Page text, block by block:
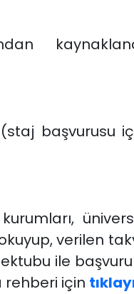
başvurusu
verilen
ile
rehberi için